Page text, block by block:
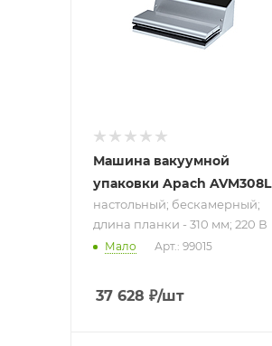
310 мм; 220 В
Машина вакуумной
упаковки Apach AVM308L
настольный; бескамерный;
длина планки - 310 мм; 220 В
Мало Арт.: 99015
37 628 ₽/шт